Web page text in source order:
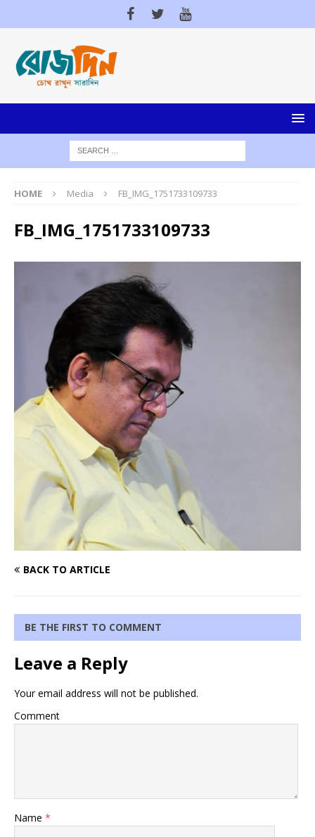
HOME Media FB_IMG_1751733109733
FB_IMG_1751733109733
BACK TO ARTICLE
BE THE FIRST TO COMMENT
Leave a Reply
Your email address will not be published.
Comment
Name *